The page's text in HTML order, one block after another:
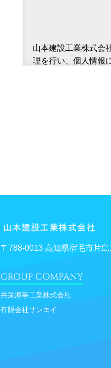
山本建設工業株式会
理を行い、個人情報
人の生命、身体ま
合
裁判所や警察等
ることが困難であ
〒788-0013 高知県宿毛市片
GROUP COMPANY
共栄海事工業株式会社
有限会社サンエイ